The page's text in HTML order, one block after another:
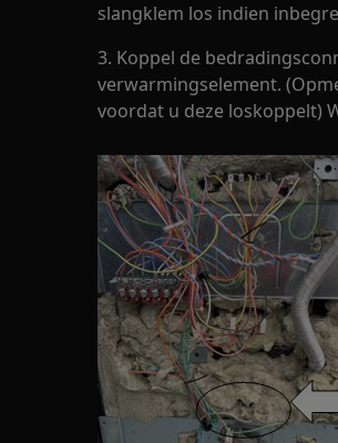
slangklem los indien
3. Koppel de
verwarmingselement.
voordat u deze loskoppelt)